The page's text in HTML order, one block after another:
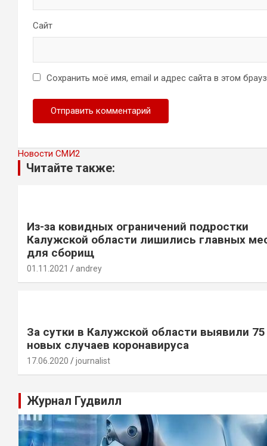
Сайт
Сохранить моё имя, email и адрес сайта в этом
Новости СМИ2
Читайте также:
Из-за ковидных ограничений подростки
Калужской области лишились главных
для сборищ
01.11.2021 andrey
За сутки в Калужской области выявили 75
новых случаев коронавируса
17.06.2020 journalist
Журнал Гудвилл